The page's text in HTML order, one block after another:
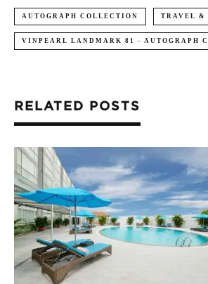
AUTOGRAPH COLLECTION TRAVEL &
VINPEARL LANDMARK 81 - AUTOGRAPH
RELATED POSTS